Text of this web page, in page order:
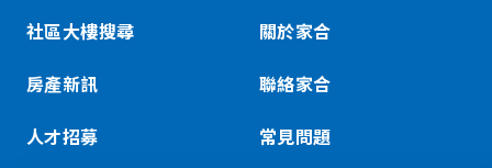
社區大樓搜尋 關於家合
房產新訊 聯絡家合
人才招募 常見問題